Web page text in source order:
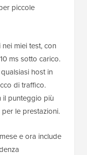
piccole
miei test, con
ms sotto carico.
host in
di traffico.
il punteggio più
le prestazioni.
e ora include